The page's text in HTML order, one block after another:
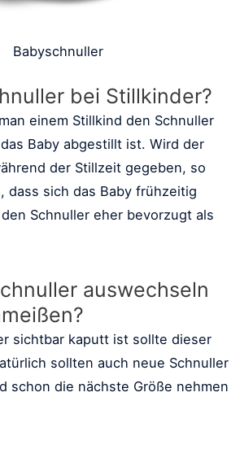
Babyschnuller
bei Stillkinder?
einem Stillkind den Schnuller
Baby abgestillt ist. Wird der
der Stillzeit gegeben, so
dass sich das Baby frühzeitig
Schnuller eher bevorzugt als
auswechseln
sichtbar kaputt ist sollte dieser
sollten auch neue Schnuller
schon die nächste Größe nehmen